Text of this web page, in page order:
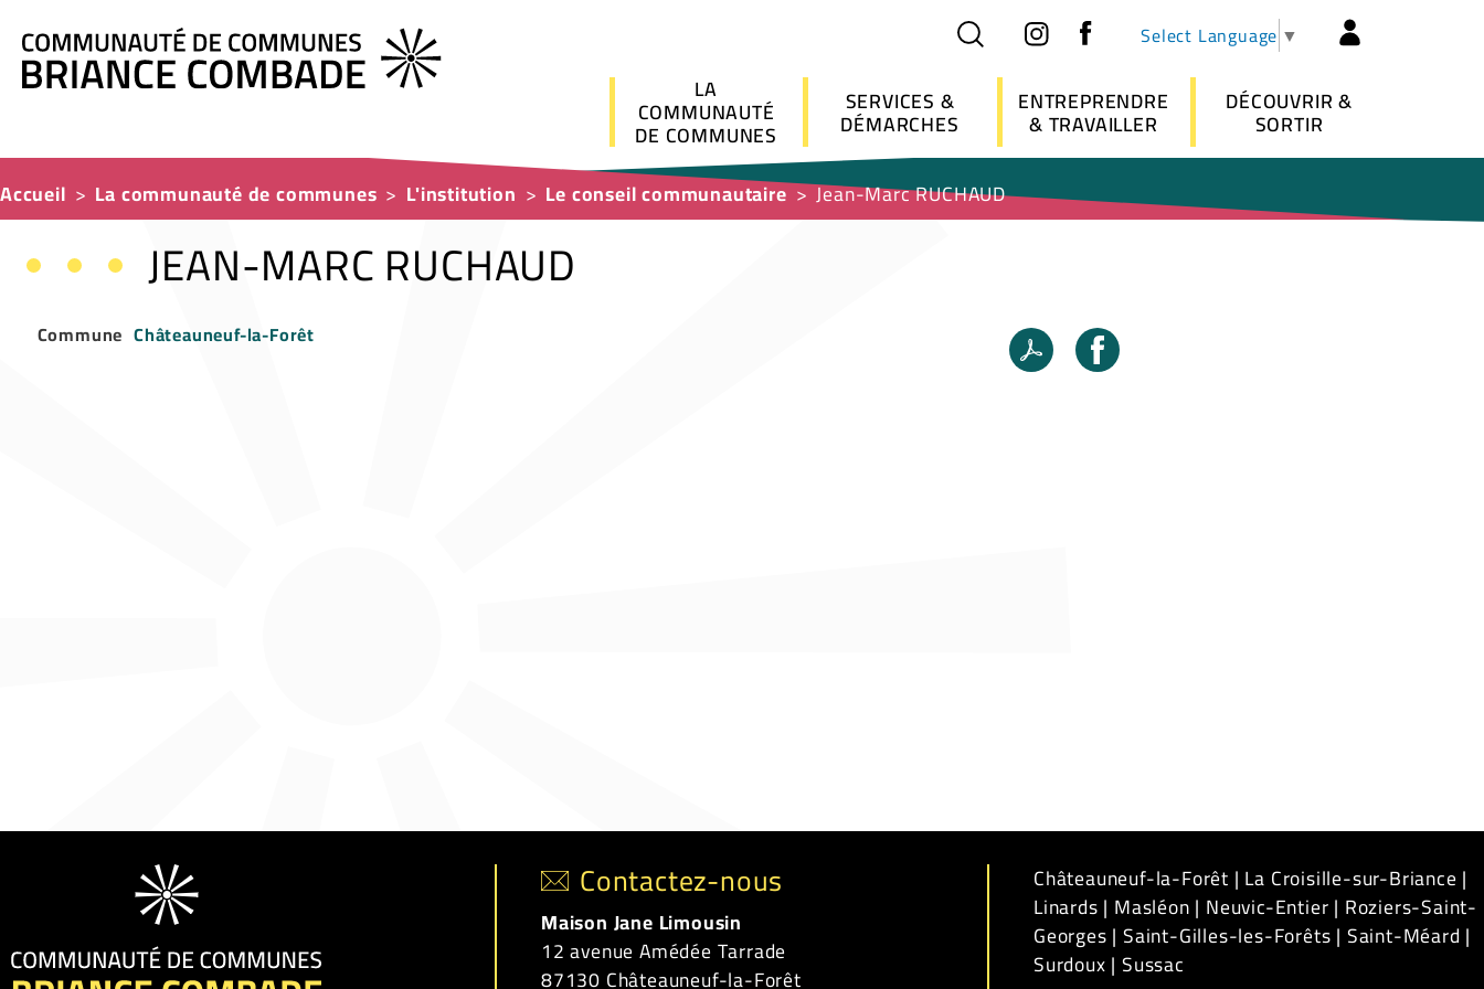
Réseaux sociaux
Select Language ▼
Header -
Menu principal
LA
COMMUNAUTÉ
DE COMMUNES
SERVICES &
DÉMARCHES
ENTREPRENDRE
& TRAVAILLER
DÉCOUVRIR &
SORTIR
Accueil
La communauté de communes L'institution Le conseil communautaire Jean-Marc RUCHAUD
JEAN-MARC RUCHAUD
Commune Châteauneuf-la-Forêt
Contactez-nous
Maison Jane Limousin
12 avenue Amédée Tarrade
87130 Châteauneuf-la-Forêt
Châteauneuf-la-Forêt | La Croisille-sur-Briance |
Linards| Masléon| Neuvic-Entier| Roziers-Saint-
Georges| Saint-Gilles-les-Forêts| Saint-Méard |
Surdoux| Sussac